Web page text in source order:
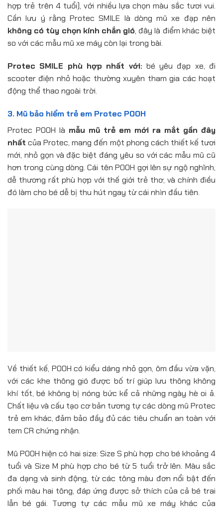
hợp trẻ trên 4 tuổi), với nhiều lựa chọn màu sắc tươi vui.
Cần lưu ý rằng Protec SMILE là dòng mũ xe đạp nên
không có tùy chọn kính chắn gió, đây là điểm khác biệt
so với các mẫu mũ xe máy còn lại trong bài.
Protec SMILE phù hợp nhất với: bé yêu đạp xe, đi
scooter điện nhỏ hoặc thường xuyên tham gia các hoạt
động thể thao ngoài trời.
3. Mũ bảo hiểm trẻ em Protec POOH
Protec POOH là mẫu mũ trẻ em mới ra mắt gần đây
nhất của Protec, mang đến một phong cách thiết kế tươi
mới, nhỏ gọn và đặc biệt đáng yêu so với các mẫu mũ cũ
hơn trong cùng dòng. Cái tên POOH gợi lên sự ngộ nghĩnh,
dễ thương rất phù hợp với thế giới trẻ thơ, và chính điều
đó làm cho bé dễ bị thu hút ngay từ cái nhìn đầu tiên.
Về thiết kế, POOH có kiểu dáng nhỏ gọn, ôm đầu vừa vặn,
với các khe thông gió được bố trí giúp lưu thông không
khí tốt, bé không bị nóng bức kể cả những ngày hè oi ả.
Chất liệu và cấu tạo cơ bản tương tự các dòng mũ Protec
trẻ em khác, đảm bảo đầy đủ các tiêu chuẩn an toàn với
tem CR chứng nhận.
Mũ POOH hiện có hai size: Size S phù hợp cho bé khoảng 4
tuổi và Size M phù hợp cho bé từ 5 tuổi trở lên. Màu sắc
đa dạng và sinh động, từ các tông màu đơn nổi bật đến
phối màu hai tông, đáp ứng được sở thích của cả bé trai
lẫn bé gái. Tương tự các mẫu mũ xe máy khác của